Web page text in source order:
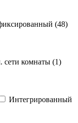
(48)
сети комнаты (1)
Интегрированный